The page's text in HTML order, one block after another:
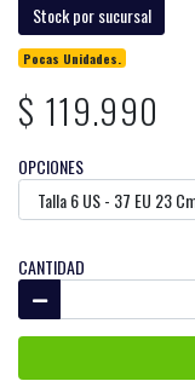
Stock por sucursal
Pocas Unidades.
$ 119.990
OPCIONES
CANTIDAD